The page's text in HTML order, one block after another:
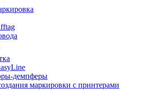
демпферы
маркировки с принтерами